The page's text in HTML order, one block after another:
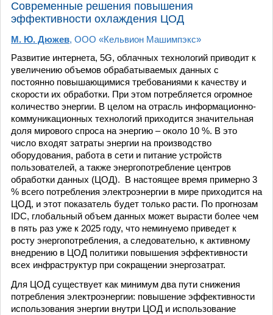
Современные решения повышения
эффективности охлаждения ЦОД
М. Ю. Дюжев, ООО «Кельвион Машимпэкс»
Развитие интернета, 5G, облачных технологий приводит к
увеличению объемов обрабатываемых данных с
постоянно повышающимися требованиями к качеству и
скорости их обработки. При этом потребляется огромное
количество энергии. В целом на отрасль информационно-
коммуникационных технологий приходится значительная
доля мирового спроса на энергию – около 10 %. В это
число входят затраты энергии на производство
оборудования, работа в сети и питание устройств
пользователей, а также энергопотребление центров
обработки данных (ЦОД). В настоящее время примерно 3
% всего потребления электроэнергии в мире приходится на
ЦОД, и этот показатель будет только расти. По прогнозам
IDC, глобальный объем данных может вырасти более чем
в пять раз уже к 2025 году, что неминуемо приведет к
росту энергопотребления, а следовательно, к активному
внедрению в ЦОД политики повышения эффективности
всех инфраструктур при сокращении энергозатрат.
Для ЦОД существует как минимум два пути снижения
потребления электроэнергии: повышение эффективности
использования энергии внутри ЦОД и использование